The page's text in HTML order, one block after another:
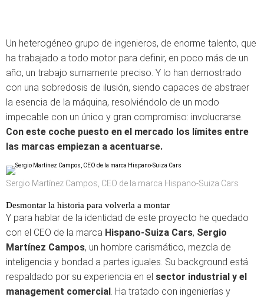
Un heterogéneo grupo de ingenieros, de enorme talento, que
ha trabajado a todo motor para definir, en poco más de un
año, un trabajo sumamente preciso. Y lo han demostrado
con una sobredosis de ilusión, siendo capaces de abstraer
la esencia de la máquina, resolviéndolo de un modo
impecable con un único y gran compromiso: involucrarse.
Con este coche puesto en el mercado los límites entre
las marcas empiezan a acentuarse.
Sergio Martínez Campos, CEO de la marca Hispano-Suiza Cars
Desmontar la historia para volverla a montar
Y para hablar de la identidad de este proyecto he quedado
con el CEO de la marca Hispano-Suiza Cars, Sergio
Martínez Campos, un hombre carismático, mezcla de
inteligencia y bondad a partes iguales. Su background está
respaldado por su experiencia en el sector industrial y el
management comercial. Ha tratado con ingenierías y